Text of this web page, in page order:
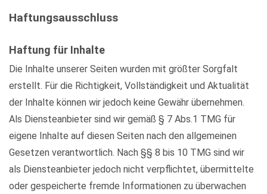
Haftungsausschluss
Haftung für Inhalte
Die Inhalte unserer Seiten wurden mit größter Sorgfalt
erstellt. Für die Richtigkeit, Vollständigkeit und Aktualität
der Inhalte können wir jedoch keine Gewähr übernehmen.
Als Diensteanbieter sind wir gemäß § 7 Abs.1 TMG für
eigene Inhalte auf diesen Seiten nach den allgemeinen
Gesetzen verantwortlich. Nach §§ 8 bis 10 TMG sind wir
als Diensteanbieter jedoch nicht verpflichtet, übermittelte
oder gespeicherte fremde Informationen zu überwachen